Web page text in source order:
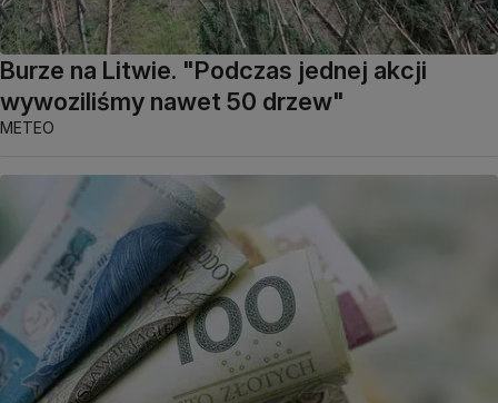
Burze na Litwie. "Podczas jednej akcji
wywoziliśmy nawet 50 drzew"
METEO